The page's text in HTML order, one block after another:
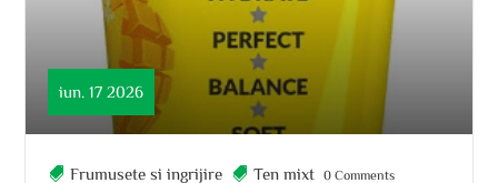
iun. 17 2026
Frumusete si ingrijire Ten mixt 0 Comments